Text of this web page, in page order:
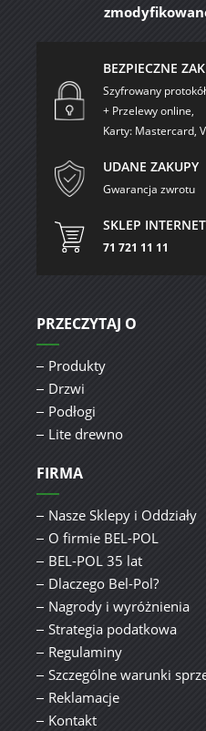
BEZPIECZNE
Szyfrowany
+ Przelewy online,
Karty: Mastercard,
UDANE ZAKUPY
Gwarancja zwrotu
SKLEP
71 721 11 11
PRZECZYTAJ O
Produkty
Drzwi
Podłogi
Lite drewno
FIRMA
Nasze Sklepy i Oddziały
O firmie BEL-POL
BEL-POL 35 lat
Dlaczego Bel-Pol?
Nagrody i wyróżnienia
Strategia podatkowa
Regulaminy
Szczególne warunki
Reklamacje
Kontakt